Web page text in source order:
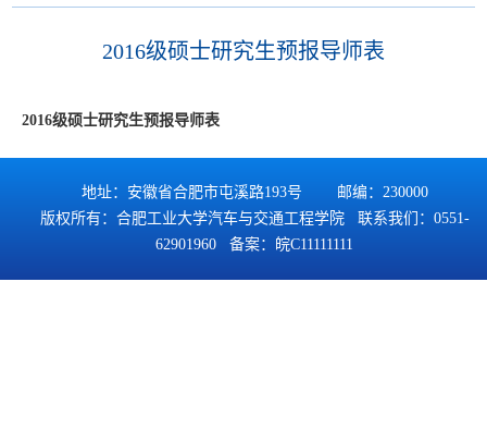
2016级硕士研究生预报导师表
2016级硕士研究生预报导师表
地址：安徽省合肥市屯溪路193号 邮编：230000
版权所有：合肥工业大学汽车与交通工程学院 联系我们：0551-
62901960 备案：
皖C11111111